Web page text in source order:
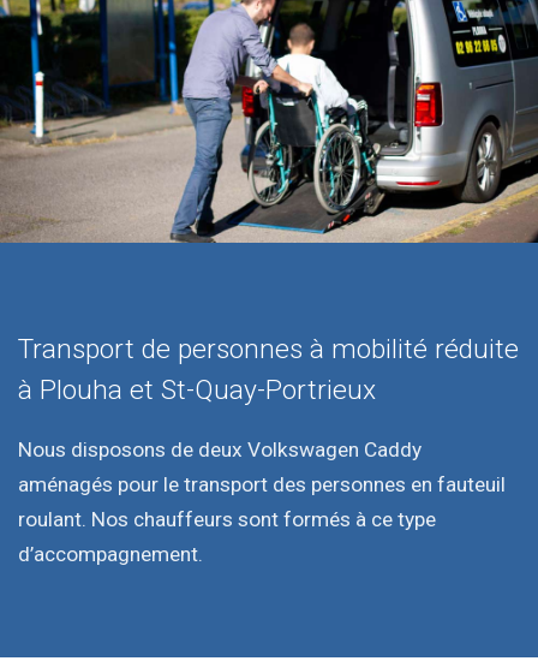
Transport de personnes à mobilité réduite
à Plouha et St-Quay-Portrieux
Nous disposons de deux Volkswagen Caddy
aménagés pour le transport des personnes en fauteuil
roulant. Nos chauffeurs sont formés à ce type
d’accompagnement.